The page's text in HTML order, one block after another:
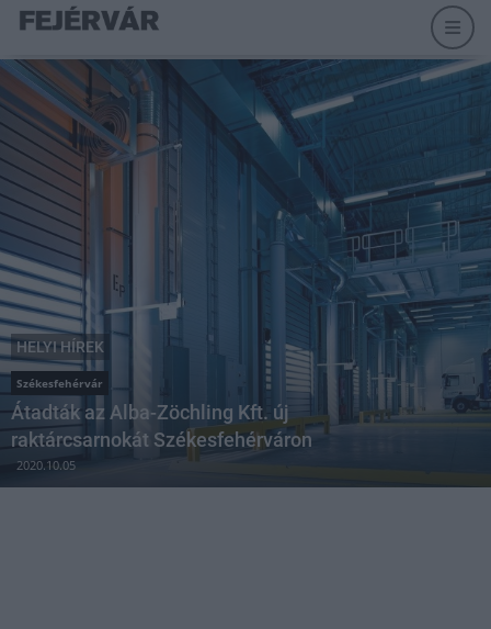
HELYI HÍREK
Székesfehérvár
Átadták az Alba-Zöchling Kft. új
raktárcsarnokát Székesfehérváron
2020.10.05